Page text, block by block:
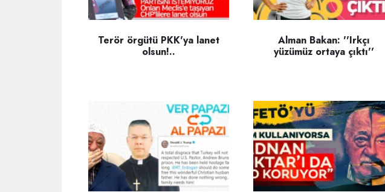
Terör örgütü PKK'ya lanet
olsun!..
Alman Bakan: ''Irkçı
yüzümüz ortaya çıktı''